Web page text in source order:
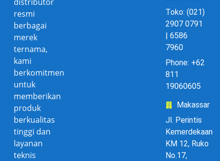
resmi
berbagai
merek
ternama,
kami
berkomitmen
untuk
memberikan
produk
berkualitas
tinggi dan
layanan
teknis
Toko: (021)
2907 0791
| 6586
7960
Phone: +62
811
19060605
Makassar
Jl. Perintis
Kemerdekaan
KM 12, Ruko
No.17,